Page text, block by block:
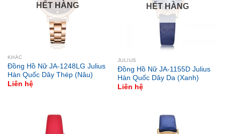
HẾT HÀNG
KHÁC
Đồng Hồ Nữ JA-1248LG Julius
Hàn Quốc Dây Thép (Nâu)
Liên hệ
HẾT HÀNG
JULIUS
Đồng Hồ Nữ JA-1155D Julius
Hàn Quốc Dây Da (Xanh)
Liên hệ